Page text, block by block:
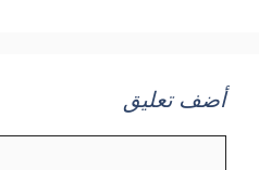
أضف تعليق